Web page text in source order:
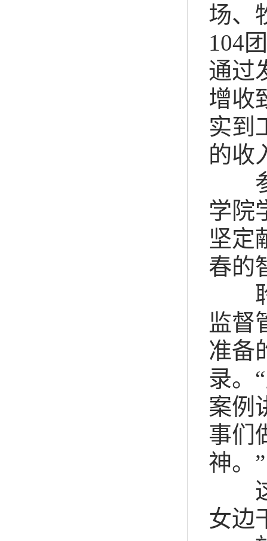
场、
104
通过
增收
实到
的收
参
学院
坚定
春的
聆
监督
准备
录。
案例
事们
神。”
这
女边